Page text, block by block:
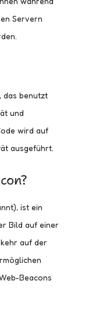
Servern
das benutzt
und
wird auf
ausgeführt.
ist ein
Bild auf einer
auf der
Beacons